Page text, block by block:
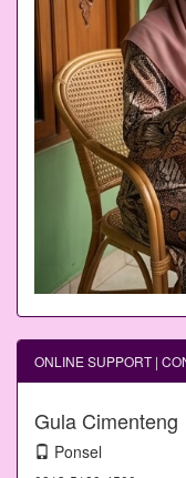
ONLINE SUPPORT |
Gula Cimenteng
Ponsel